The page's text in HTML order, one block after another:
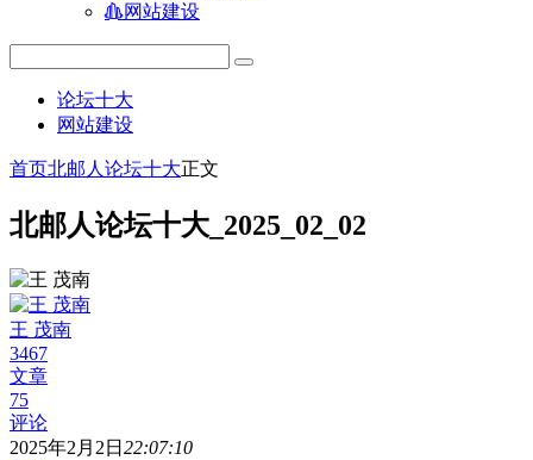
网站建设
论坛十大
网站建设
首页北邮人论坛十大正文
北邮人论坛十大_2025_02_02
王 茂南
3467
文章
75
评论
2025年2月2日 22:07:10